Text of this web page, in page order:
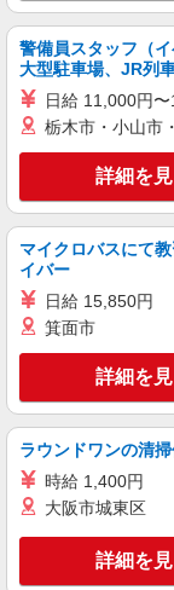
キープ
株式会社kotrio /●SI-
キープ
派遣社員
株式会社kotrio /●SI-
警備員スタッフ（イ
大型駐車場、JR列
日給 11,000円
栃木市・小山市
詳細を
マイクロバスにて
イバー
日給 15,850円
箕面市
詳細を
ラウンドワンの清
時給 1,400円
大阪市城東区
詳細を